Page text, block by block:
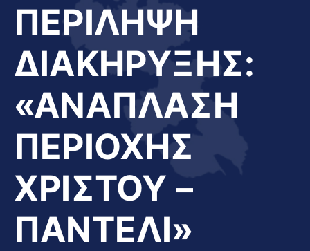
Διαφάνεια
Το
Νησί
ΠΕΡΙΛΗΨΗ
ΔΙΑΚΗΡΥΞΗΣ:
«ΑΝΑΠΛΑΣΗ
ΠΕΡΙΟΧΗΣ
ΧΡΙΣΤΟΥ –
ΠΑΝΤΕΛΙ»